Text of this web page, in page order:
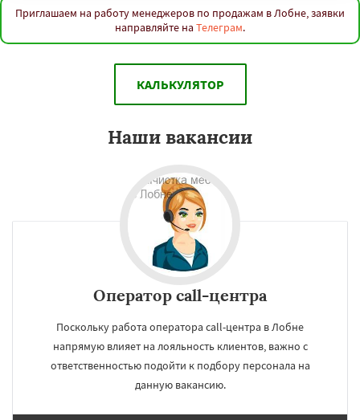
Приглашаем на работу менеджеров по продажам в Лобне, заявки
направляйте на Телеграм.
КАЛЬКУЛЯТОР
Наши вакансии
Оператор call-центра
Поскольку работа оператора call-центра в Лобне
напрямую влияет на лояльность клиентов, важно с
ответственностью подойти к подбору персонала на
данную вакансию.